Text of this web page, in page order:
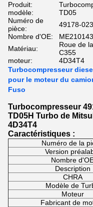
Produit:
modèle:
TD05
Numéro de
pièce:
49178-
Nombre d'OE:
ME210143
Matériau:
Roue de
C355
moteur:
4D34T4
Turbocompresseur
pour le moteur du
Fuso
Turbocompresseur
TD05H Turbo de
4D34T4
Caractéristiques :
Numéro de la
Version
Nombre
Description
CHRA
Modèle de
Moteur
Fabricant de